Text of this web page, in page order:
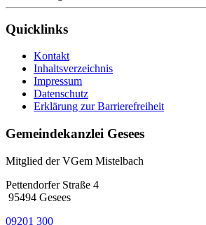
Quicklinks
Kontakt
Inhaltsverzeichnis
Impressum
Datenschutz
Erklärung zur Barrierefreiheit
Gemeindekanzlei Gesees
Mitglied der VGem Mistelbach
Pettendorfer Straße 4
95494 Gesees
09201 300